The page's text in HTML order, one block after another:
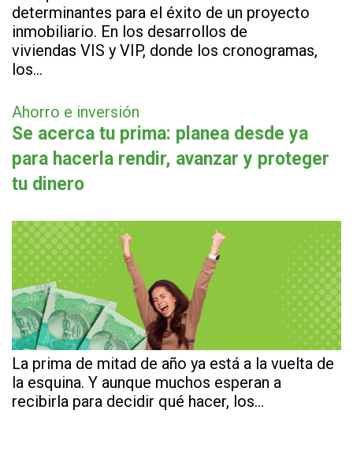
determinantes para el éxito de un proyecto
inmobiliario. En los desarrollos de
viviendas VIS y VIP, donde los cronogramas,
los…
Ahorro e inversión
Se acerca tu prima: planea desde ya
para hacerla rendir, avanzar y proteger
tu dinero
La prima de mitad de año ya está a la vuelta de
la esquina. Y aunque muchos esperan a
recibirla para decidir qué hacer, los…